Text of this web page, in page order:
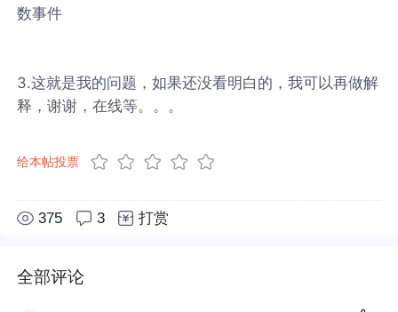
数事件
3.这就是我的问题，如果还没看明白的，我可以再做解
释，谢谢，在线等。。。
给本帖投票
375 3 打赏
全部评论